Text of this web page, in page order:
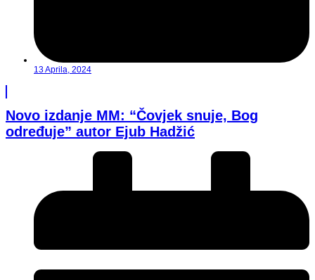
13 Aprila, 2024
Novo izdanje MM: “Čovjek snuje, Bog
određuje” autor Ejub Hadžić